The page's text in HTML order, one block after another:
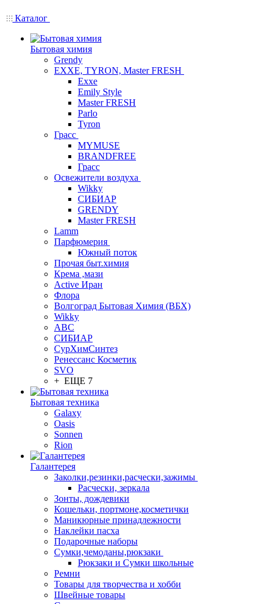
Каталог
Бытовая химия
Grendy
EXXE, TYRON, Master FRESH
Exxe
Emily Style
Master FRESH
Parlo
Tyron
Грасс
MYMUSE
BRANDFREE
Грасс
Освежители воздуха
Wikky
СИБИАР
GRENDY
Master FRESH
Lamm
Парфюмерия
Южный поток
Прочая быт.химия
Крема ,мази
Аctive Иран
Флора
Волгоград Бытовая Химия (ВБХ)
Wikky
АВС
СИБИАР
СурХимСинтез
Ренессанс Косметик
SVO
+ ЕЩЕ 7
Бытовая техника
Galaxy
Oasis
Sonnen
Rion
Галантерея
Заколки,резинки,расчески,зажимы
Расчески, зеркала
Зонты, дождевики
Кошельки, портмоне,косметички
Маникюрные принадлежности
Наклейки пасха
Подарочные наборы
Сумки,чемоданы,рюкзаки
Рюкзаки и Сумки школьные
Ремни
Товары для творчества и хобби
Швейные товары